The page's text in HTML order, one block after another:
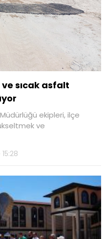
sıcak asfalt
ekipleri, ilçe
ve